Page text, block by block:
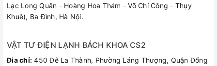
Lạc Long Quân - Hoàng Hoa Thám - Võ Chí Công - Thụy
Khuê), Ba Đình, Hà Nội.
VẬT TƯ ĐIỆN LẠNH BÁCH KHOA CS2
Đia chỉ: 450 Đê La Thành, Phường Láng Thượng, Quận Đống